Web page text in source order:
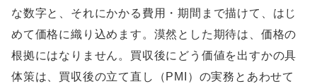
な数字と、それにかかる費用・期間まで描けて、はじ
めて価格に織り込めます。漠然とした期待は、価格の
根拠にはなりません。買収後にどう価値を出すかの具
体策は、買収後の立て直し（PMI）の実務とあわせて